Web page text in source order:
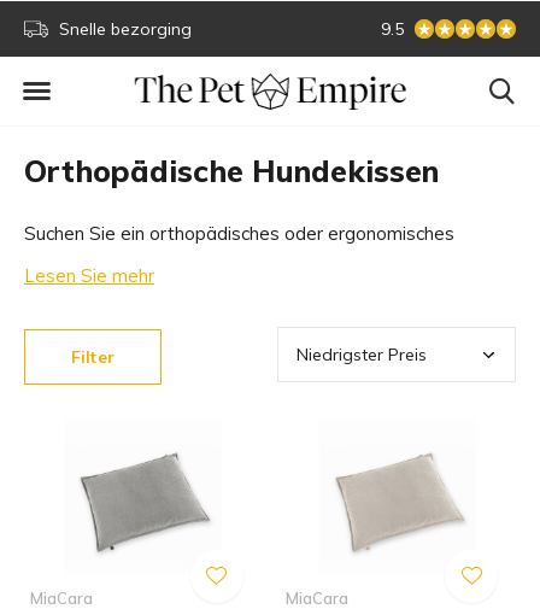
Sichere Online-Zahlung Größte
9.5
Orthopädische Hundekissen
Suchen Sie ein orthopädisches oder ergonomisches
Hundekissen? Ein passendes Hundekissen bietet Ihrem
umfangreichen Angebot an orthopädischen Design-
Lesen Sie mehr
Filter
MiaCara MiaCara